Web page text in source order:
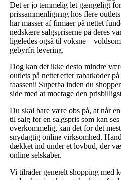
Det er jo temmelig let gængeligt
prissammenligning hos flere
har masser af firmaer på nettet
nedskære salgspriserne på deres
ligeledes også til voksne –
gebyrfri levering.
Dog kan det ikke desto mindre
outlets på nettet efter rabatkoder
faassenii Superba inden du
side med at modtage den
Du skal bare være obs på, at når
til salg for en salgspris som kan
overkommelig, kan det for det
snydagtig online virksomhed.
dækket ind under et lovbud, der
online selskaber.
Vi tilråder generelt shopping med